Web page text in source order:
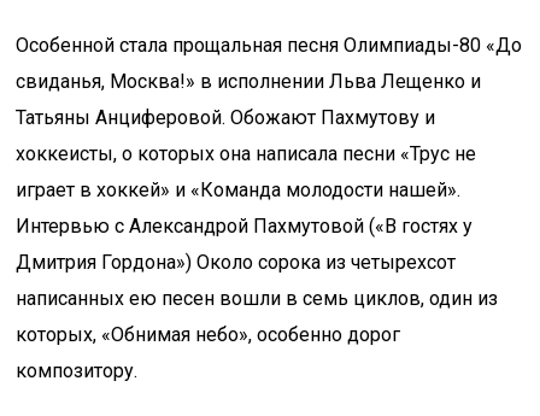
Особенной стала прощальная песня Олимпиады-80 «До
свиданья, Москва!» в исполнении Льва Лещенко и
Татьяны Анциферовой. Обожают Пахмутову и
хоккеисты, о которых она написала песни «Трус не
играет в хоккей» и «Команда молодости нашей».
Интервью с Александрой Пахмутовой («В гостях у
Дмитрия Гордона») Около сорока из четырехсот
написанных ею песен вошли в семь циклов, один из
которых, «Обнимая небо», особенно дорог
композитору.